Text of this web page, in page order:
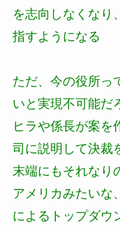
を志向しなくなり
指すようになる
ただ、今の役所っ
いと実現不可能だ
ヒラや係長が案を
司に説明して決裁
末端にもそれなり
アメリカみたいな
によるトップダウ